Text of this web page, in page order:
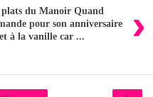
›
plats du Manoir Quand
pour son anniversaire
à la vanille car ...